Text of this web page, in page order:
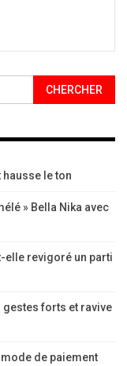
le ton
» Bella Nika avec
elle revigoré un parti
forts et ravive
de paiement